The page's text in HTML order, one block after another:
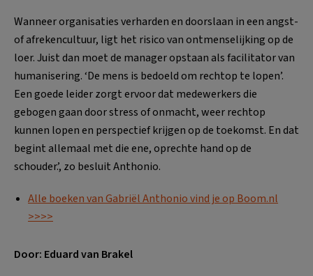
Wanneer organisaties verharden en doorslaan in een angst-
of afrekencultuur, ligt het risico van ontmenselijking op de
loer. Juist dan moet de manager opstaan als facilitator van
humanisering. ‘De mens is bedoeld om rechtop te lopen’.
Een goede leider zorgt ervoor dat medewerkers die
gebogen gaan door stress of onmacht, weer rechtop
kunnen lopen en perspectief krijgen op de toekomst. En dat
begint allemaal met die ene, oprechte hand op de
schouder.’, zo besluit Anthonio.
Alle boeken van Gabriël Anthonio vind je op Boom.nl
>>>>
Door: Eduard van Brakel